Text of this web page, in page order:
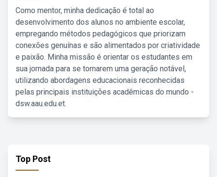
Como mentor, minha dedicação é total ao
desenvolvimento dos alunos no ambiente escolar,
empregando métodos pedagógicos que priorizam
conexões genuínas e são alimentados por criatividade
e paixão. Minha missão é orientar os estudantes em
sua jornada para se tornarem uma geração notável,
utilizando abordagens educacionais reconhecidas
pelas principais instituições acadêmicas do mundo -
dsw.aau.edu.et.
Top Post